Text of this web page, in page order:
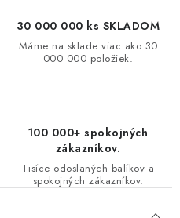
30 000 000 ks SKLADOM
Máme na sklade viac ako 30
000 000 položiek.
100 000+ spokojných
zákazníkov.
Tisíce odoslaných balíkov a
spokojných zákazníkov.